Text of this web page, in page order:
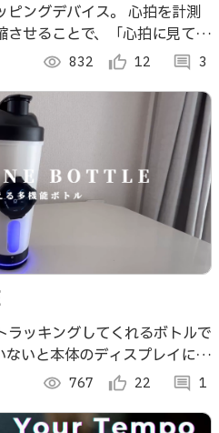
ングデバイス。 心拍を計測
させることで、「心拍に見て触
です。
visibility 832 thumb_up_alt 12 comment 3
ラッキングしてくれるボトルで
いと本体のディスプレイに通
くれます。専用のwebアプリ
しました
visibility 767 thumb_up_alt 22 comment 1